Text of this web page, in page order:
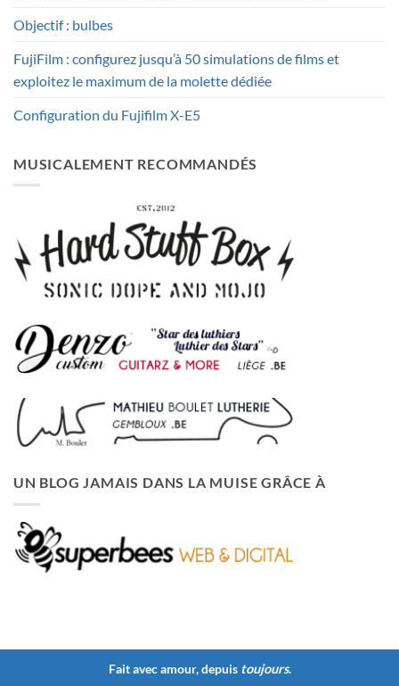
Objectif : bulbes
FujiFilm : configurez jusqu’à 50 simulations de films et
exploitez le maximum de la molette dédiée
Configuration du Fujifilm X-E5
MUSICALEMENT RECOMMANDÉS
UN BLOG JAMAIS DANS LA MUISE GRÂCE À
Fait avec amour, depuis toujours.